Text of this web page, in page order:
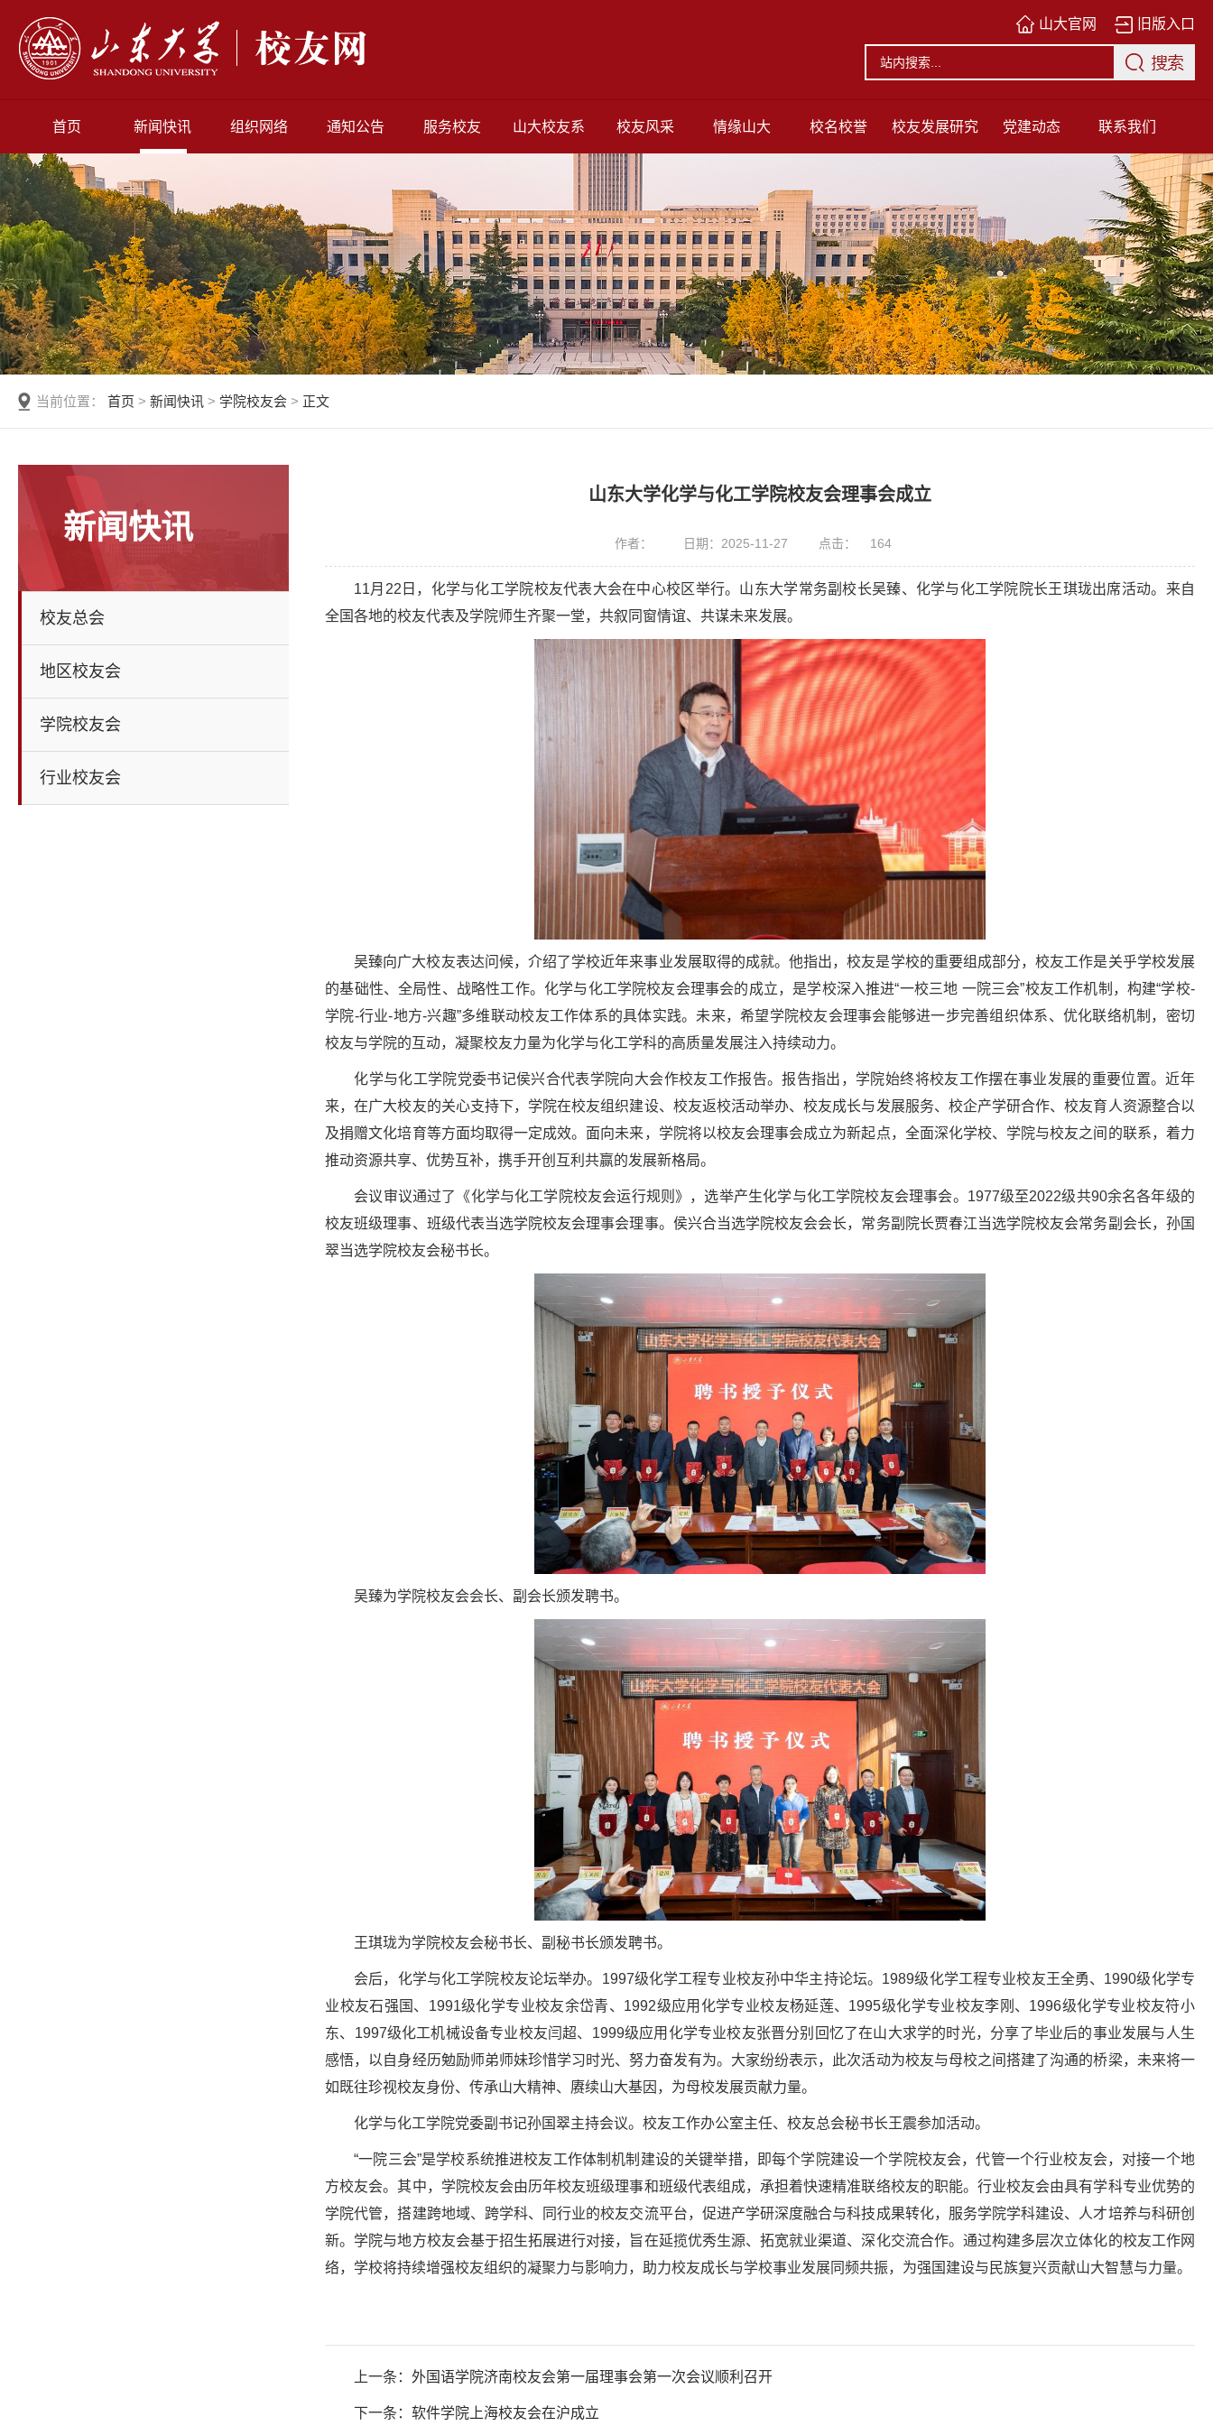
山大官网 旧版入口
首页 新闻快讯 组织网络 通知公告 服务校友 山大校友系 校友风采 情缘山大 校名校誉 校友发展研究 党建动态 联系我们
当前位置：首页 >新闻快讯 > 学院校友会 > 正文
新闻快讯
校友总会
地区校友会
学院校友会
行业校友会
山东大学化学与化工学院校友会理事会成立
作者： 日期：2025-11-27 点击： 164
11月22日，化学与化工学院校友代表大会在中心校区举行。山东大学常务副校长吴臻、化学与化工学院院长王琪珑出席活动。来自
全国各地的校友代表及学院师生齐聚一堂，共叙同窗情谊、共谋未来发展。
吴臻向广大校友表达问候，介绍了学校近年来事业发展取得的成就。他指出，校友是学校的重要组成部分，校友工作是关乎学校发展
的基础性、全局性、战略性工作。化学与化工学院校友会理事会的成立，是学校深入推进“一校三地 一院三会”校友工作机制，构建“学校-
学院-行业-地方-兴趣”多维联动校友工作体系的具体实践。未来，希望学院校友会理事会能够进一步完善组织体系、优化联络机制，密切
校友与学院的互动，凝聚校友力量为化学与化工学科的高质量发展注入持续动力。
化学与化工学院党委书记侯兴合代表学院向大会作校友工作报告。报告指出，学院始终将校友工作摆在事业发展的重要位置。近年
来，在广大校友的关心支持下，学院在校友组织建设、校友返校活动举办、校友成长与发展服务、校企产学研合作、校友育人资源整合以
及捐赠文化培育等方面均取得一定成效。面向未来，学院将以校友会理事会成立为新起点，全面深化学校、学院与校友之间的联系，着力
推动资源共享、优势互补，携手开创互利共赢的发展新格局。
会议审议通过了《化学与化工学院校友会运行规则》，选举产生化学与化工学院校友会理事会。1977级至2022级共90余名各年级的
校友班级理事、班级代表当选学院校友会理事会理事。侯兴合当选学院校友会会长，常务副院长贾春江当选学院校友会常务副会长，孙国
翠当选学院校友会秘书长。
吴臻为学院校友会会长、副会长颁发聘书。
王琪珑为学院校友会秘书长、副秘书长颁发聘书。
会后，化学与化工学院校友论坛举办。1997级化学工程专业校友孙中华主持论坛。1989级化学工程专业校友王全勇、1990级化学专
业校友石强国、1991级化学专业校友余岱青、1992级应用化学专业校友杨延莲、1995级化学专业校友李刚、1996级化学专业校友符小
东、1997级化工机械设备专业校友闫超、1999级应用化学专业校友张晋分别回忆了在山大求学的时光，分享了毕业后的事业发展与人生
感悟，以自身经历勉励师弟师妹珍惜学习时光、努力奋发有为。大家纷纷表示，此次活动为校友与母校之间搭建了沟通的桥梁，未来将一
如既往珍视校友身份、传承山大精神、赓续山大基因，为母校发展贡献力量。
化学与化工学院党委副书记孙国翠主持会议。校友工作办公室主任、校友总会秘书长王震参加活动。
“一院三会”是学校系统推进校友工作体制机制建设的关键举措，即每个学院建设一个学院校友会，代管一个行业校友会，对接一个地
方校友会。其中，学院校友会由历年校友班级理事和班级代表组成，承担着快速精准联络校友的职能。行业校友会由具有学科专业优势的
学院代管，搭建跨地域、跨学科、同行业的校友交流平台，促进产学研深度融合与科技成果转化，服务学院学科建设、人才培养与科研创
新。学院与地方校友会基于招生拓展进行对接，旨在延揽优秀生源、拓宽就业渠道、深化交流合作。通过构建多层次立体化的校友工作网
络，学校将持续增强校友组织的凝聚力与影响力，助力校友成长与学校事业发展同频共振，为强国建设与民族复兴贡献山大智慧与力量。
上一条：外国语学院济南校友会第一届理事会第一次会议顺利召开
下一条：软件学院上海校友会在沪成立